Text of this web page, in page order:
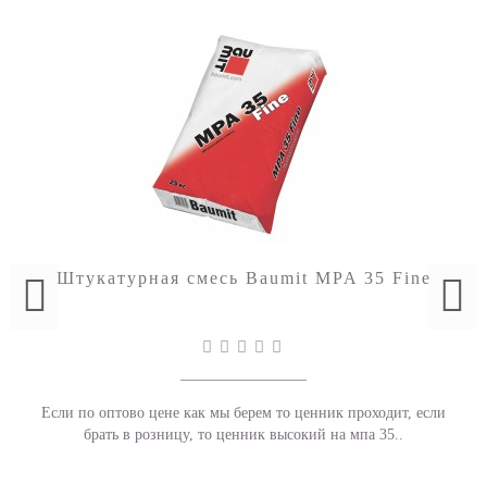
Штукатурная смесь Baumit MPA 35 Fine
Если по оптово цене как мы берем то ценник проходит, если
брать в розницу, то ценник высокий на мпа 35..